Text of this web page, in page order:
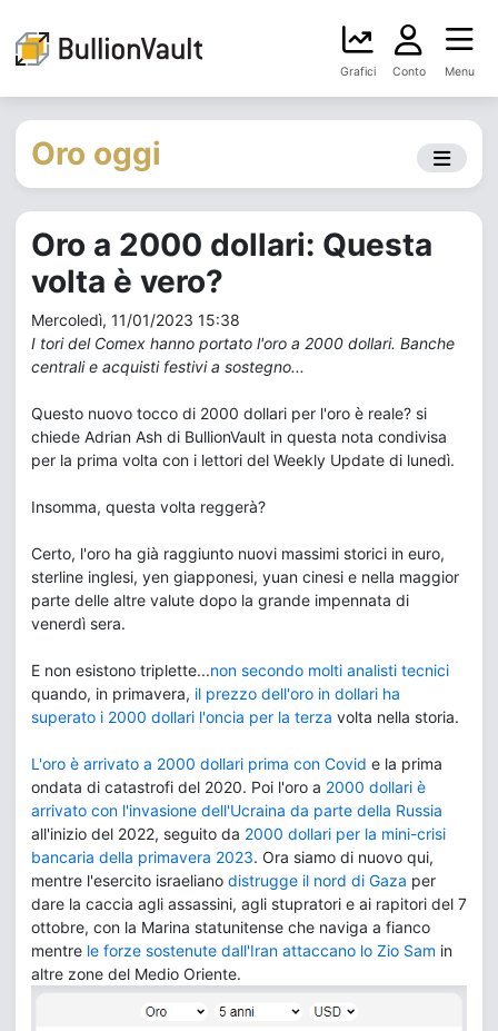
Grafici Conto Menu
Oro oggi
Oro a 2000 dollari: Questa
volta è vero?
Mercoledì, 11/01/2023 15:38
I tori del Comex hanno portato l'oro a 2000 dollari. Banche
centrali e acquisti festivi a sostegno...
Questo nuovo tocco di 2000 dollari per l'oro è reale? si
chiede Adrian Ash di BullionVault in questa nota condivisa
per la prima volta con i lettori del Weekly Update di lunedì.
Insomma, questa volta reggerà?
Certo, l'oro ha già raggiunto nuovi massimi storici in euro,
sterline inglesi, yen giapponesi, yuan cinesi e nella maggior
parte delle altre valute dopo la grande impennata di
venerdì sera.
E non esistono triplette...non secondo molti analisti tecnici
quando, in primavera, il prezzo dell'oro in dollari ha
superato i 2000 dollari l'oncia per la terza volta nella storia.
L'oro è arrivato a 2000 dollari prima con Covid e la prima
ondata di catastrofi del 2020. Poi l'oro a 2000 dollari è
arrivato con l'invasione dell'Ucraina da parte della Russia
all'inizio del 2022, seguito da 2000 dollari per la mini-crisi
bancaria della primavera 2023. Ora siamo di nuovo qui,
mentre l'esercito israeliano distrugge il nord di Gaza per
dare la caccia agli assassini, agli stupratori e ai rapitori del 7
ottobre, con la Marina statunitense che naviga a fianco
mentre le forze sostenute dall'Iran attaccano lo Zio Sam in
altre zone del Medio Oriente.